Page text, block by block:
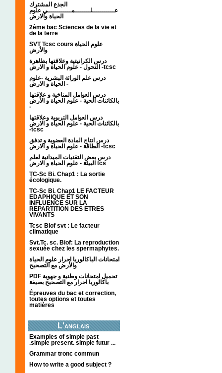
الجذع المشترك
عـــــــــــلــــــــمــــــــــــي علوم
الحياة والارض
2ème bac Sciences de la vie et
de la terre
SVT Tcsc cours علوم الحياة
والأرض
درس الكرانيتية وعلاقتها بظاهرة
التحول - علوم الحياة و الارض -tcsc
درس علم الوراثة البشرية -علوم
الحياة و الارض -
درس العوامل المناخية و علاقتها
بالكائنات الحية - علوم الحياة و الأرض
-
درس العوامل التربوية وعلاقتها
بالكائنات الحية - علوم الحياة و الارض
-tcsc
درس انتاج المادة العضوية و تدفق
الطاقة - علوم الحياة و الارض -tcsc
درس بعض التقنيات الميدانية لعلم
البيئة - علوم الحياة و الارض tcs
TC-Sc Bi. Chap1 : La sortie
écologique.
TC-Sc Bi. Chap1 LE FACTEUR
EDAPHIQUE ET SON
INFLUENCE SUR LA
REPARTITION DES ETRES
VIVANTS
Tcsc Biof svt : Le facteur
climatique
Svt.Tc. sc. Biof: La reproduction
sexuée chez les spermaphytes.
امتحانات الباكالوريا احرار علوم الحياة
والأرض مع التصحيح
PDF تحميل امتحانات وطنية و جهوية
باكالوريا احرار مع التصحيح بصيغة
Épreuves du bac et correction,
toutes options et toutes
matières
L'anglais
Examples of simple past
.simple present. simple futur ...
Grammar tronc commun
How to write a good subject ?